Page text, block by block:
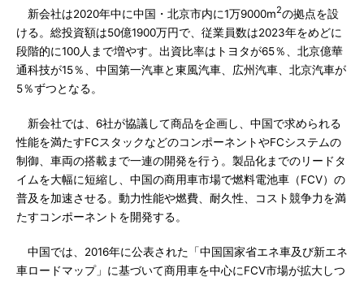
新会社は2020年中に中国・北京市内に1万9000m2の拠点を設
ける。総投資額は50億1900万円で、従業員数は2023年をめどに
段階的に100人まで増やす。出資比率はトヨタが65％、北京億華
通科技が15％、中国第一汽車と東風汽車、広州汽車、北京汽車が
5％ずつとなる。
新会社では、6社が協議して商品を企画し、中国で求められる
性能を満たすFCスタックなどのコンポーネントやFCシステムの
制御、車両の搭載まで一連の開発を行う。製品化までのリードタ
イムを大幅に短縮し、中国の商用車市場で燃料電池車（FCV）の
普及を加速させる。動力性能や燃費、耐久性、コスト競争力を満
たすコンポーネントを開発する。
中国では、2016年に公表された「中国国家省エネ車及び新エネ
車ロードマップ」に基づいて商用車を中心にFCV市場が拡大しつ